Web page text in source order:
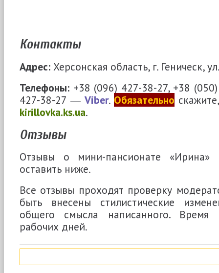
Контакты
Адрес: Херсонская область, г. Геническ,
Телефоны: +38 (096) 427-38-27, +38
427-38-27 ― Viber. Обязательно
kirillovka.ks.ua.
Отзывы
Отзывы о мини-пансионате «Ирина»
оставить ниже.
Все отзывы проходят проверку
быть внесены стилистические
общего смысла написанного.
рабочих дней.